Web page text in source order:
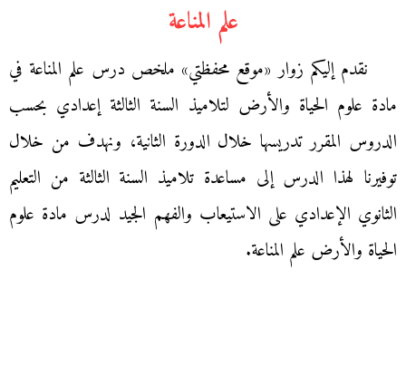
علم المناعة
نقدم إليكم زوار «موقع محفظتي» ملخص درس علم المناعة في
مادة علوم الحياة والأرض لتلاميذ السنة الثالثة إعدادي بحسب
الدروس المقرر تدريسها خلال الدورة الثانية، ونهدف من خلال
توفيرنا لهذا الدرس إلى مساعدة تلاميذ السنة الثالثة من التعليم
الثانوي الإعدادي على الاستيعاب والفهم الجيد لدرس مادة علوم
الحياة والأرض علم المناعة.